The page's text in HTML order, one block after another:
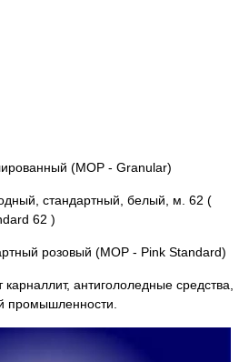
(MOP - Granular)
стандартный, белый, м. 62 (
62 )
розовый (MOP - Pink Standard)
карналлит, антигололедные средства,
промышленности.